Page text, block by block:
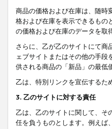
商品の価格および在庫は、随時
格および在庫を表示できるもの
の価格および在庫のデータを取
さらに、乙が乙のサイトにて商
ェブサイトまたはその他の手
供される商品の「新品」の最低
乙は、特別リンクを宣伝するた
3. 乙のサイトに対する責任
乙は、乙のサイトに関して、そ
任を負うものとします。例えば